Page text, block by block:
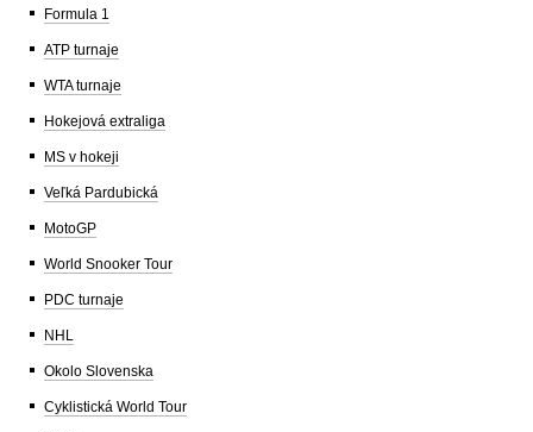
Formula 1
ATP turnaje
WTA turnaje
Hokejová extraliga
MS v hokeji
Veľká Pardubická
MotoGP
World Snooker Tour
PDC turnaje
NHL
Okolo Slovenska
Cyklistická World Tour